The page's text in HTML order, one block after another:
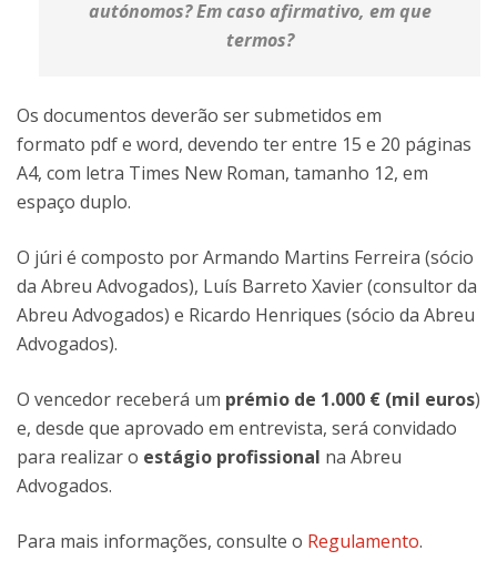
autónomos? Em caso afirmativo, em que
termos?
Os documentos deverão ser submetidos em
formato pdf e word, devendo ter entre 15 e 20 páginas
A4, com letra Times New Roman, tamanho 12, em
espaço duplo.
O júri é composto por Armando Martins Ferreira (sócio
da Abreu Advogados), Luís Barreto Xavier (consultor da
Abreu Advogados) e Ricardo Henriques (sócio da Abreu
Advogados).
O vencedor receberá um prémio de 1.000 € (mil euros)
e, desde que aprovado em entrevista, será convidado
para realizar o estágio profissional na Abreu
Advogados.
Para mais informações, consulte o Regulamento.